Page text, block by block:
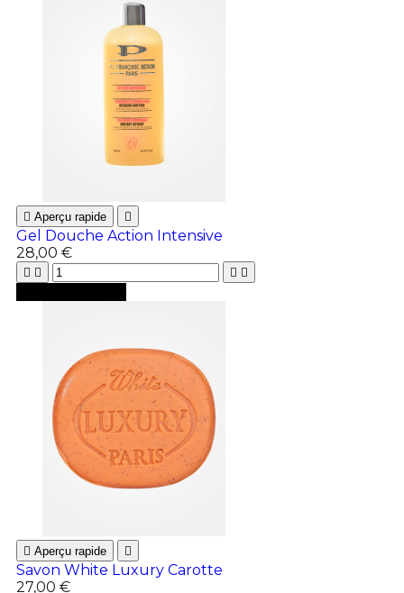
 Aperçu rapide 
Gel Douche Action Intensive
28,00 €
   
 Aperçu rapide 
Savon White Luxury Carotte
27,00 €